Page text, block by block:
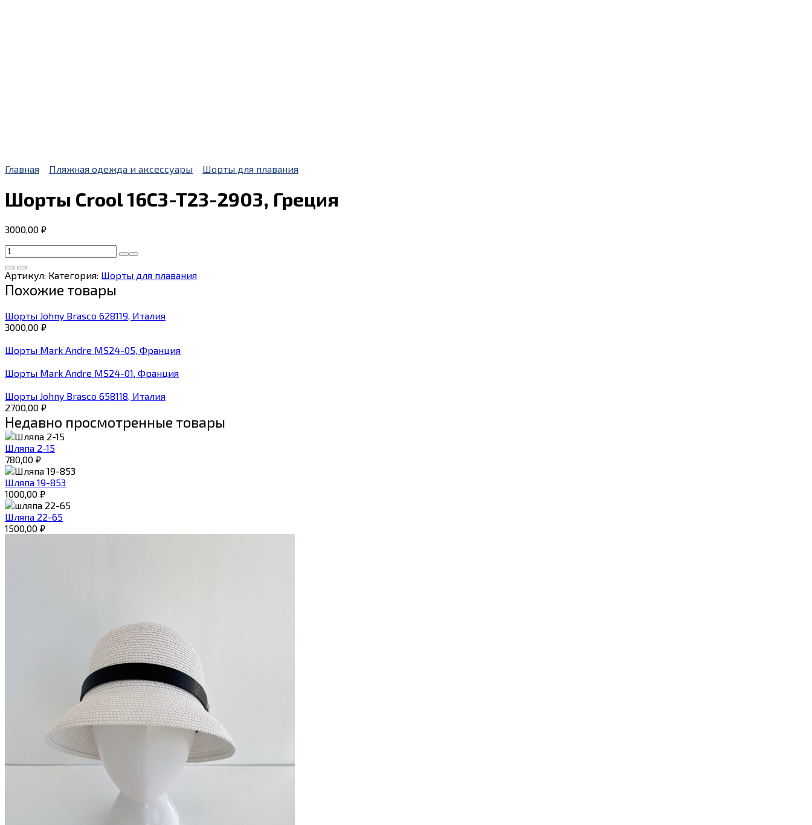
Главная Пляжная одежда и аксессуары Шорты для плавания
Шорты Crool 16C3-T23-2903, Греция
3000,00 ₽
Количество
товара
Шорты
Crool
16C3-
2903,
Греция
Артикул: Категория: Шорты для плавания
Похожие товары
Шорты Johny Brasco 628119, Италия
3000,00 ₽
Шорты Mark Andre MS24-05, Франция
Шорты Mark Andre MS24-01, Франция
Шорты Johny Brasco 658118, Италия
2700,00 ₽
Недавно просмотренные товары
Шляпа 2-15
780,00 ₽
Шляпа 19-853
1000,00 ₽
Шляпа 22-65
1500,00 ₽